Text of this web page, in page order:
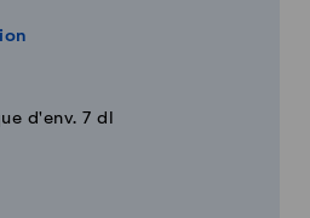
de 0 portions
de 2 portions
d'env. 7 dl